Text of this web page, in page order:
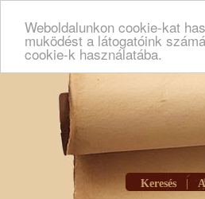
Weboldalunkon cookie-kat
muködést a látogatóink
cookie-k használatába.
Keresés